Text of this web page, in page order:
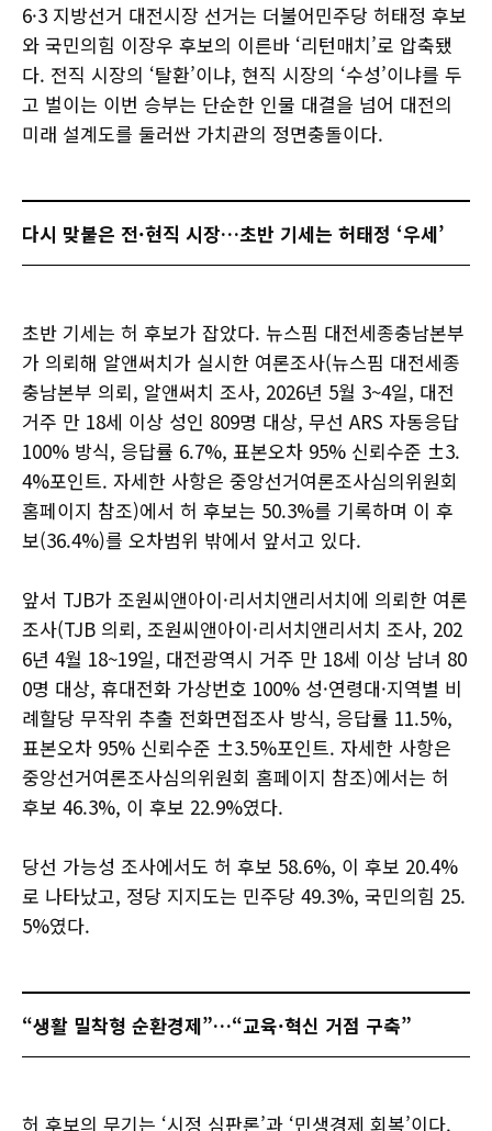
6·3 지방선거 대전시장 선거는 더불어민주당 허태정 후보
와 국민의힘 이장우 후보의 이른바 ‘리턴매치’로 압축됐
다. 전직 시장의 ‘탈환’이냐, 현직 시장의 ‘수성’이냐를 두
고 벌이는 이번 승부는 단순한 인물 대결을 넘어 대전의
미래 설계도를 둘러싼 가치관의 정면충돌이다.
다시 맞붙은 전·현직 시장…초반 기세는 허태정 ‘우세’
초반 기세는 허 후보가 잡았다. 뉴스핌 대전세종충남본부
가 의뢰해 알앤써치가 실시한 여론조사(뉴스핌 대전세종
충남본부 의뢰, 알앤써치 조사, 2026년 5월 3~4일, 대전
거주 만 18세 이상 성인 809명 대상, 무선 ARS 자동응답
100% 방식, 응답률 6.7%, 표본오차 95% 신뢰수준 ±3.
4%포인트. 자세한 사항은 중앙선거여론조사심의위원회
홈페이지 참조)에서 허 후보는 50.3%를 기록하며 이 후
보(36.4%)를 오차범위 밖에서 앞서고 있다.
앞서 TJB가 조원씨앤아이·리서치앤리서치에 의뢰한 여론
조사(TJB 의뢰, 조원씨앤아이·리서치앤리서치 조사, 202
6년 4월 18~19일, 대전광역시 거주 만 18세 이상 남녀 80
0명 대상, 휴대전화 가상번호 100% 성·연령대·지역별 비
례할당 무작위 추출 전화면접조사 방식, 응답률 11.5%,
표본오차 95% 신뢰수준 ±3.5%포인트. 자세한 사항은
중앙선거여론조사심의위원회 홈페이지 참조)에서는 허
후보 46.3%, 이 후보 22.9%였다.
당선 가능성 조사에서도 허 후보 58.6%, 이 후보 20.4%
로 나타났고, 정당 지지도는 민주당 49.3%, 국민의힘 25.
5%였다.
“생활 밀착형 순환경제”…“교육·혁신 거점 구축”
허 후보의 무기는 ‘시정 심판론’과 ‘민생경제 회복’이다.